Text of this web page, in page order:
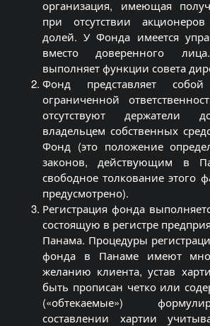
организация, имеющая
при отсутствии
долей. У Фонда имеется
вместо доверенного
выполняет функции совета
Фонд представляет
ограниченной
отсутствуют держатели
владельцем собственных
Фонд (это положение
законов, действующим в
свободное толкование этого
предусмотрено).
Регистрация фонда
состоящую в регистре
Панама. Процедуры
фонда в Панаме имеют
желанию клиента, устав
быть прописан четко или
(«обтекаемые»)
составлении хартии